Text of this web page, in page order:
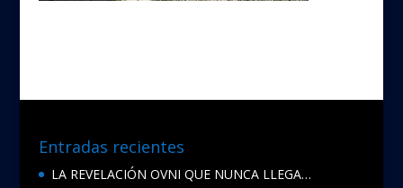
Entradas recientes
LA REVELACIÓN OVNI QUE NUNCA LLEGA…